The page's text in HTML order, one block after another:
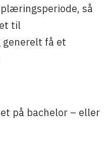
så
til
få et
på bachelor – eller